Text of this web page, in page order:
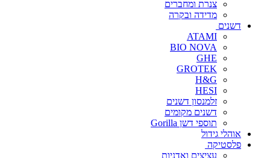
צנרת ומחברים
מדידה ובקרה
דשנים
ATAMI
BIO NOVA
GHE
GROTEK
H&G
HESI
זלמנסון דשנים
דשנים מקומים
תוספי דשן Gorilla
אוהלי גידול
פלסטיקה
עציצים ואדניות